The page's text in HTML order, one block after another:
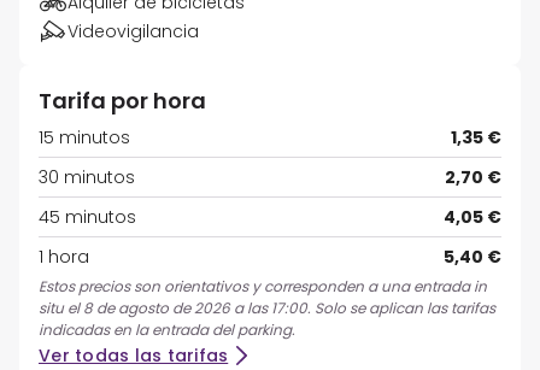
Videovigilancia
Tarifa por hora
15 minutos
1,35 €
30 minutos
2,70 €
45 minutos
4,05 €
1 hora
5,40 €
Estos precios son orientativos y corresponden a una entrada in
situ el 8 de agosto de 2026 a las 17:00. Solo se aplican las tarifas
indicadas en la entrada del parking.
Ver todas las tarifas